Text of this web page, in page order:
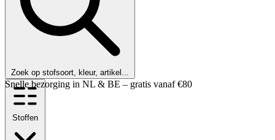
Zoek op stofsoort, kleur, artikel...
Klanten beoordelen ons met een 9,6!
Stoffen